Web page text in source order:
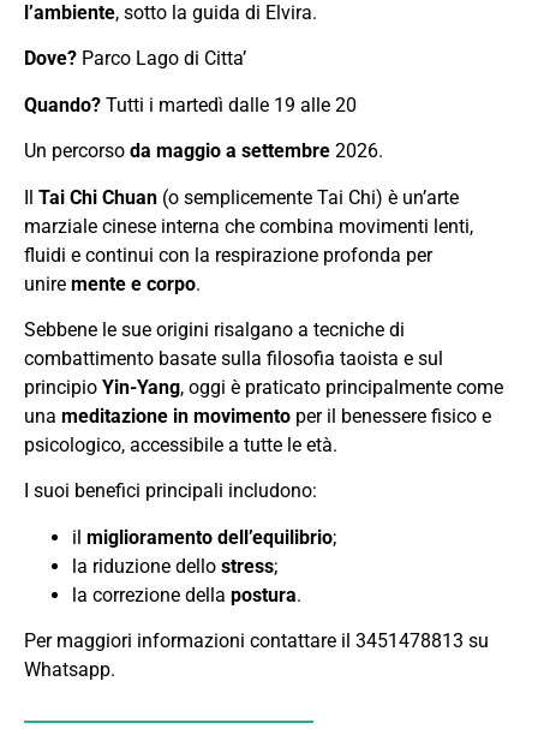
l’ambiente, sotto la guida di Elvira.
Dove? Parco Lago di Citta’
Quando? Tutti i martedì dalle 19 alle 20
Un percorso da maggio a settembre 2026.
Il Tai Chi Chuan (o semplicemente Tai Chi) è un’arte
marziale cinese interna che combina movimenti lenti,
fluidi e continui con la respirazione profonda per
unire mente e corpo.
Sebbene le sue origini risalgano a tecniche di
combattimento basate sulla filosofia taoista e sul
principio Yin-Yang, oggi è praticato principalmente come
una meditazione in movimento per il benessere fisico e
psicologico, accessibile a tutte le età.
I suoi benefici principali includono:
il miglioramento dell’equilibrio;
la riduzione dello stress;
la correzione della postura.
Per maggiori informazioni contattare il 3451478813 su
Whatsapp.